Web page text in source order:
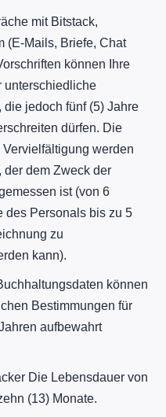
mit Bitstack,
(E-Mails, Briefe, Chat
können Ihre
unterschiedliche
jedoch fünf (5) Jahre
dürfen. Die
werden
der dem Zweck der
ist (von 6
des Personals bis zu 5
zu
kann).
können
Bestimmungen für
aufbewahrt
Die Lebensdauer von
(13) Monate.